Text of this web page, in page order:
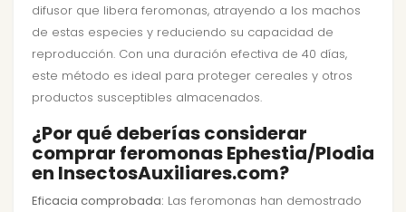
difusor que libera feromonas, atrayendo a los machos
de estas especies y reduciendo su capacidad de
reproducción. Con una duración efectiva de 40 días,
este método es ideal para proteger cereales y otros
productos susceptibles almacenados.
¿Por qué deberías considerar
comprar feromonas Ephestia/Plodia
en InsectosAuxiliares.com?
Eficacia comprobada: Las feromonas han demostrado